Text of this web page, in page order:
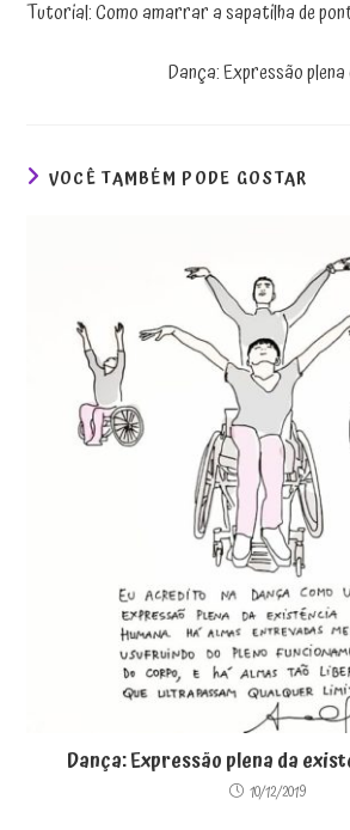
Tutorial: Como amarrar a sapatilha de
Dança: Expressão
VOCÊ TAMBÉM PODE GOSTAR
Dança: Expressão plena da
10/12/2019